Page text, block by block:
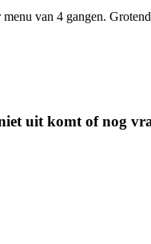
van 4 gangen.
uit komt of nog